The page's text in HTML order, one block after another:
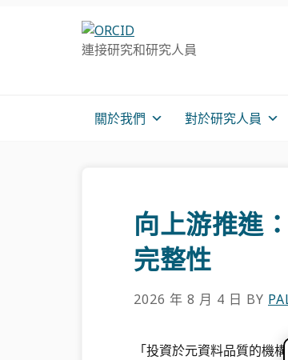
連接研究和研究人員
關於我們 對於研究人員
向上游推進
完整性
2026 年 8 月 4 日 BY
「投資於元資料品質的機